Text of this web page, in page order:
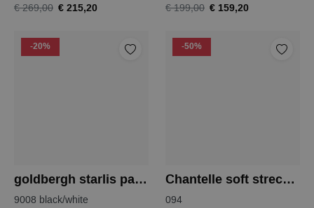
€ 269,00 € 215,20 € 199,00 € 159,20
-20%
goldbergh starlis pareo
9008 black/white
-50%
Chantelle soft strech hipster
094